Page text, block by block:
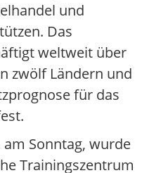
und
Das
weltweit über
zwölf Ländern und
für das
am Sonntag, wurde
Trainingszentrum